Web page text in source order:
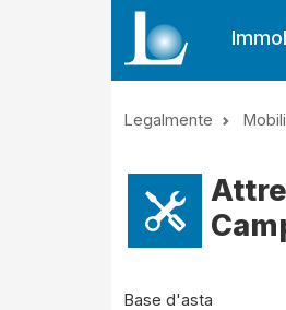
Legalmente Mobili
Base d'asta